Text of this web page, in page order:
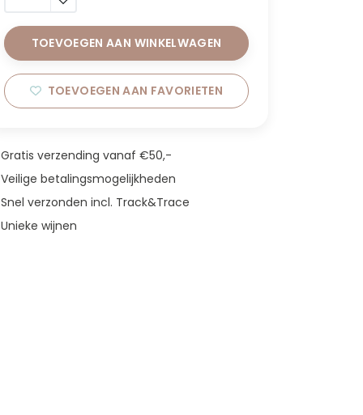
TOEVOEGEN AAN WINKELWAGEN
TOEVOEGEN AAN FAVORIETEN
Gratis verzending vanaf €50,-
Veilige betalingsmogelijkheden
Snel verzonden incl. Track&Trace
Unieke wijnen